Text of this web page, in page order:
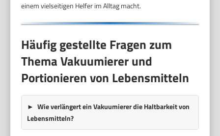
einem vielseitigen Helfer im Alltag macht.
Häufig gestellte Fragen zum
Thema Vakuumierer und
Portionieren von Lebensmitteln
Wie verlängert ein Vakuumierer die Haltbarkeit von
Lebensmitteln?